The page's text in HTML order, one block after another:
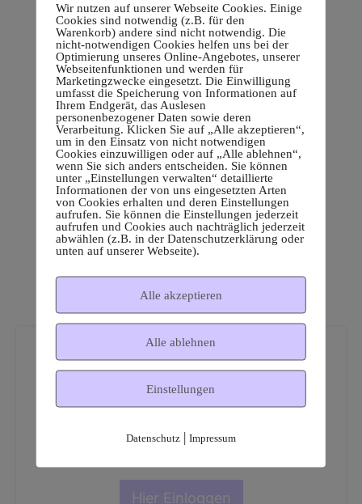
Dies ist ein geschützter
Mitgliederbereich!
Hier Einloggen
Wir nutzen auf unserer Webseite Cookies. Einige
Cookies sind notwendig (z.B. für den
Warenkorb) andere sind nicht notwendig. Die
nicht-notwendigen Cookies helfen uns bei der
Optimierung unseres Online-Angebotes, unserer
Webseitenfunktionen und werden für
Marketingzwecke eingesetzt. Die Einwilligung
umfasst die Speicherung von Informationen auf
Ihrem Endgerät, das Auslesen
personenbezogener Daten sowie deren
Verarbeitung. Klicken Sie auf „Alle akzeptieren“,
um in den Einsatz von nicht notwendigen
Cookies einzuwilligen oder auf „Alle ablehnen“,
wenn Sie sich anders entscheiden. Sie können
unter „Einstellungen verwalten“ detaillierte
Informationen der von uns eingesetzten Arten
von Cookies erhalten und deren Einstellungen
aufrufen. Sie können die Einstellungen jederzeit
aufrufen und Cookies auch nachträglich jederzeit
abwählen (z.B. in der Datenschutzerklärung oder
unten auf unserer Webseite).
Alle akzeptieren
Alle ablehnen
Einstellungen
Datenschutz| Impressum